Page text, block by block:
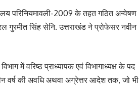
परिनियमावली-2009 के तहत गठित अन्वेषण
गुरमीत सिंह सेनि. उत्तराखंड ने प्रोफेसर नवीन
में वरिष्ठ प्राध्यापक एवं विभागाध्यक्ष के पद
वर्ष की अवधि अथवा अग्रेत्तर आदेश तक, जो भी